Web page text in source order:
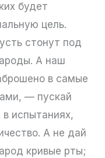
будет
цель.
стонут под
А наш
в самые
— пускай
испытаниях,
А не дай
кривые рты;